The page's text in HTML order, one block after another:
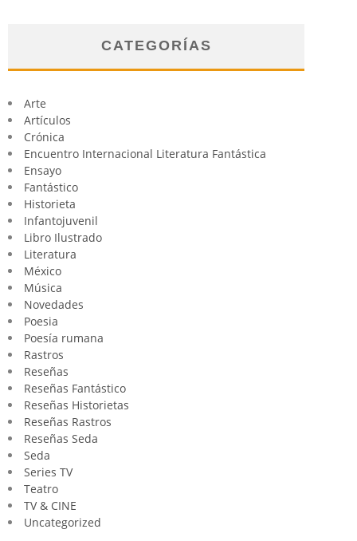
CATEGORÍAS
Arte
Artículos
Crónica
Encuentro Internacional Literatura Fantástica
Ensayo
Fantástico
Historieta
Infantojuvenil
Libro Ilustrado
Literatura
México
Música
Novedades
Poesia
Poesía rumana
Rastros
Reseñas
Reseñas Fantástico
Reseñas Historietas
Reseñas Rastros
Reseñas Seda
Seda
Series TV
Teatro
TV & CINE
Uncategorized